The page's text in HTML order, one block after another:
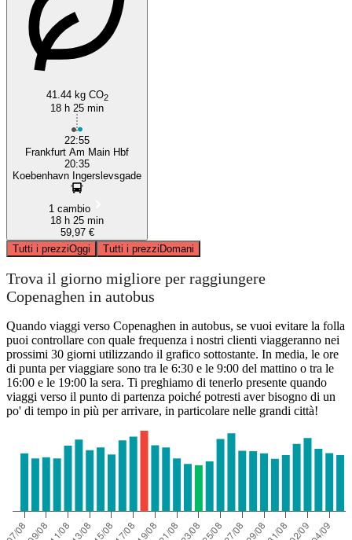
41.44 kg CO2
18 h 25 min
22:55
Frankfurt Am Main Hbf
20:35
Koebenhavn Ingerslevsgade
1 cambio
18 h 25 min
59,97 €
Tutti i prezziOggi Tutti i prezziDomani
Trova il giorno migliore per raggiungere
Copenaghen in autobus
Quando viaggi verso Copenaghen in autobus, se vuoi evitare la folla
puoi controllare con quale frequenza i nostri clienti viaggeranno nei
prossimi 30 giorni utilizzando il grafico sottostante. In media, le ore
di punta per viaggiare sono tra le 6:30 e le 9:00 del mattino o tra le
16:00 e le 19:00 la sera. Ti preghiamo di tenerlo presente quando
viaggi verso il punto di partenza poiché potresti aver bisogno di un
po' di tempo in più per arrivare, in particolare nelle grandi città!